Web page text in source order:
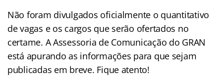
Não foram divulgados oficialmente o quantitativo
de vagas e os cargos que serão ofertados no
certame. A Assessoria de Comunicação do GRAN
está apurando as informações para que sejam
publicadas em breve. Fique atento!